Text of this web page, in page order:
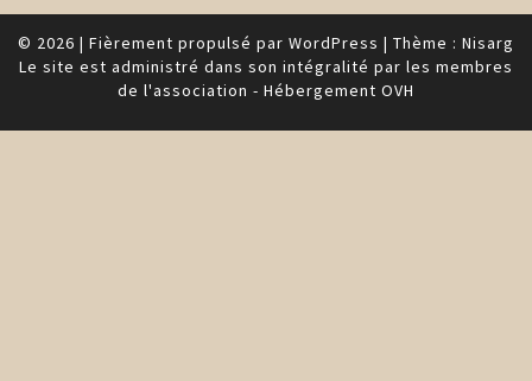
© 2026 | Fièrement propulsé par WordPress | Thème : Nisarg
Le site est administré dans son intégralité par les membres
de l'association - Hébergement OVH